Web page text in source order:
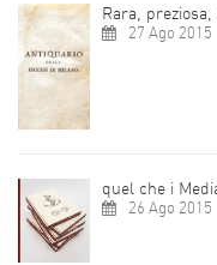
Rara,
27 Ago 2015
quel che i
26 Ago 2015